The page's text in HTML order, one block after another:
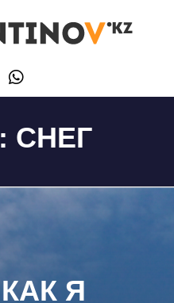
СНЕГ
Я